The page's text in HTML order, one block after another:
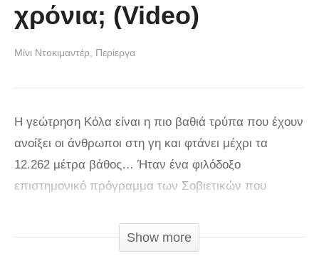
χρόνια; (Video)
Μίνι Ντοκιμαντέρ Περίεργα
Η γεώτρηση Κόλα είναι η πιο βαθιά τρύπα που έχουν
ανοίξει οι άνθρωποι στη γη και φτάνει μέχρι τα
12.262 μέτρα βάθος… Ήταν ένα φιλόδοξο
επιστημονικό πρόγραμμα των Σοβιετικών που
εσωτερικού του πλανήτη. Για το μεγάλο έργο
επιλέχθηκε ένα απομονωμένο σημείο στην
Show more